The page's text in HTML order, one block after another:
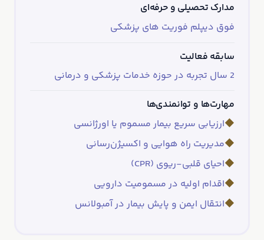
مدارک تحصیلی و حرفه‌ای
فوق دیپلم فوریت های پزشکی
سابقه فعالیت
2 سال تجربه در حوزه خدمات پزشکی و درمانی
مهارت‌ها و توانمندی‌ها
◆ارزیابی سریع بیمار مسموم یا اورژانسی
◆مدیریت راه هوایی و اکسیژن‌رسانی
◆احیای قلبی-ریوی (CPR)
◆اقدام اولیه در مسمومیت دارویی
◆انتقال ایمن و پایش بیمار در آمبولانس